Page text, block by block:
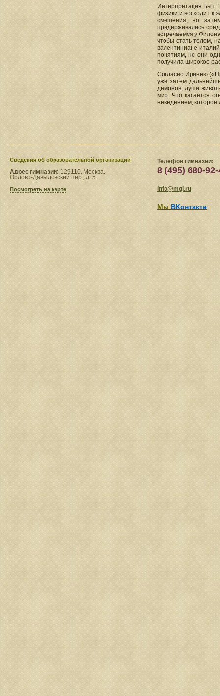
Интерпретация Быт.
физики и восходит к
смешения, но затем
придерживались
встречаемся у
чтобы стать телом,
валентиниане
понятиям, но они
получила широкое
Согласно Иринею
уже затем
демонов, души
мир. Что касается
неведением,
Сведения​ об образовательной организации
Адрес гимназии: 129110, Москва,
Орлово-Давыдовский пер., д. 5.
Посмотреть на карте
Телефон гимназии:
8 (495) 680-92-
info@mgl.ru
Мы ВКонтакте